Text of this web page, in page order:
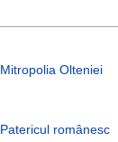
Mitropolia Olteniei
Patericul românesc